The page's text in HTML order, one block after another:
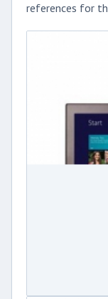
references for